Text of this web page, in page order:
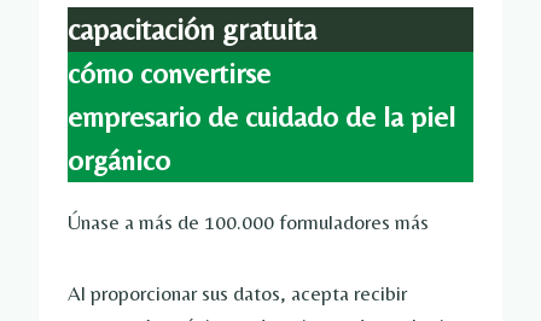
capacitación gratuita
cómo convertirse
empresario de cuidado de la piel
orgánico
Únase a más de 100.000 formuladores más
Al proporcionar sus datos, acepta recibir